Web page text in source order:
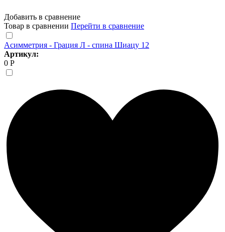
Добавить в сравнение
Товар в сравнении Перейти в сравнение
Асимметрия - Грация Л - спина Шиацу 12
Артикул:
0 Р